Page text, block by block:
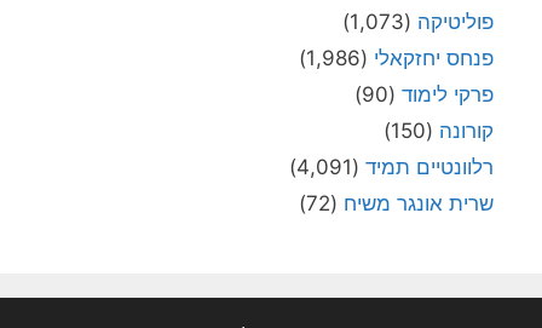
פוליטיקה (1,073)
פנחס יחזקאלי (1,986)
פרקי לימוד (90)
קורונה (150)
רלוונטיים תמיד (4,091)
שרית אונגר משיח (72)